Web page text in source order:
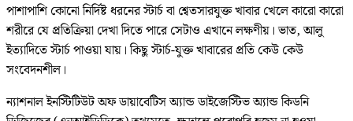
পাশাপাশি কোনো নির্দিষ্ট ধরনের স্টার্চ বা শ্বেতসারযুক্ত খাবার খেলে কারো কারো
শরীরে যে প্রতিক্রিয়া দেখা দিতে পারে সেটাও এখানে লক্ষণীয়। ভাত, আলু
ইত্যাদিতে স্টার্চ পাওয়া যায়। কিছু স্টার্চ-যুক্ত খাবারের প্রতি কেউ কেউ
সংবেদনশীল।
ন্যাশনাল ইনস্টিটিউট অফ ডায়াবেটিস অ্যান্ড ডাইজেস্টিভ অ্যান্ড কিডনি